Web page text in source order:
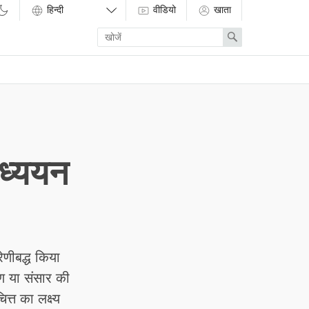
वीडियो खाता
Enter
search
term
Search
किया
या संसार की
का लक्ष्य